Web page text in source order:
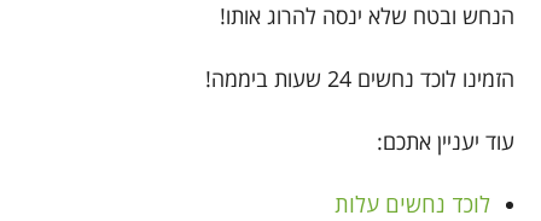
הנחש ובטח שלא ינסה להרוג אותו!
הזמינו לוכד נחשים 24 שעות ביממה!
עוד יעניין אתכם:
לוכד נחשים עלות